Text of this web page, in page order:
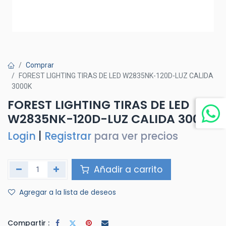
Comprar
FOREST LIGHTING TIRAS DE LED W2835NK-120D-LUZ CALIDA
3000K
FOREST LIGHTING TIRAS DE LED
W2835NK-120D-LUZ CALIDA 3000K
Login Registrar para ver precios
Añadir a carrito
Agregar a la lista de deseos
Compartir :